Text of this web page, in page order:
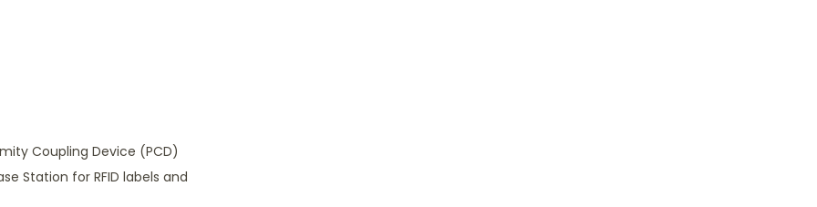
Coupling Device (PCD)
Station for RFID labels and